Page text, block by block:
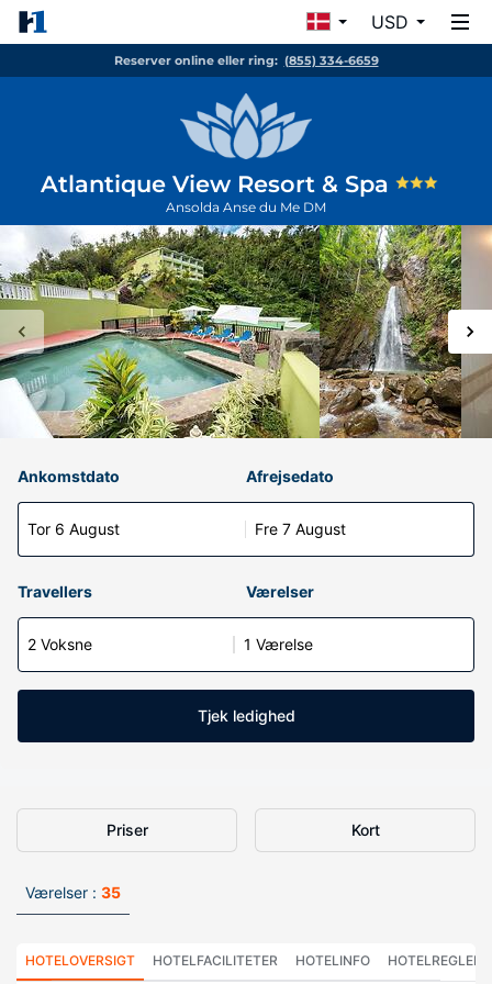
USD
Reserver online eller ring: (855) 334-6659
Atlantique View Resort & Spa
Ansolda Anse du Me DM
Ankomstdato
Tor 6 August
Afrejsedato
Fre 7 August
Travellers Værelser
2 Voksne 1 Værelse
Tjek ledighed
Priser Kort
Værelser : 35
HOTELOVERSIGT HOTELFACILITETER HOTELINFO HOTELREGLER